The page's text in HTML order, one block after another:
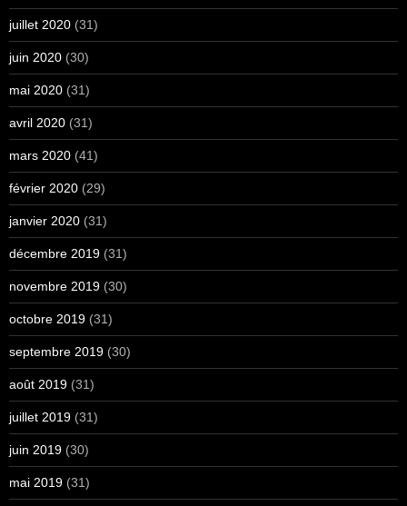
juillet 2020 (31)
juin 2020 (30)
mai 2020 (31)
avril 2020 (31)
mars 2020 (41)
février 2020 (29)
janvier 2020 (31)
décembre 2019 (31)
novembre 2019 (30)
octobre 2019 (31)
septembre 2019 (30)
août 2019 (31)
juillet 2019 (31)
juin 2019 (30)
mai 2019 (31)